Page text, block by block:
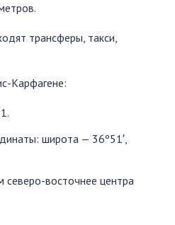
трансферы, такси,
Карфагене:
широта — 36º51′,
северо-восточнее центра